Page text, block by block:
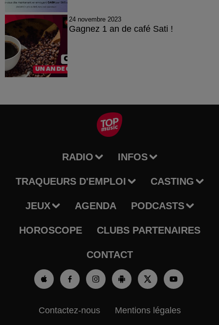
24 novembre 2023
Gagnez 1 an de café Sati !
RADIO INFOS
TRAQUEURS D'EMPLOI CASTING
JEUX AGENDA PODCASTS
HOROSCOPE CLUBS PARTENAIRES
CONTACT
Contactez-nous Mentions légales